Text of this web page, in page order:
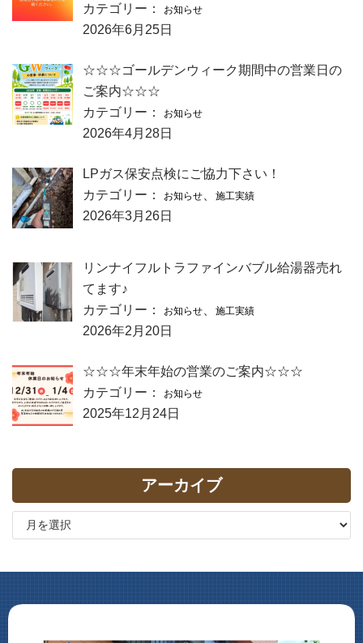
カテゴリー：
お知らせ
2026年6月25日
☆☆☆ゴールデンウィーク期間中の営業日の
ご案内☆☆☆
カテゴリー：
お知らせ
2026年4月28日
LPガス保安点検にご協力下さい！
カテゴリー：
お知らせ 施工実績
2026年3月26日
リンナイフルトラファインバブル給湯器売れ
てます♪
カテゴリー：
お知らせ 施工実績
2026年2月20日
☆☆☆年末年始の営業のご案内☆☆☆
カテゴリー：
お知らせ
2025年12月24日
アーカイブ